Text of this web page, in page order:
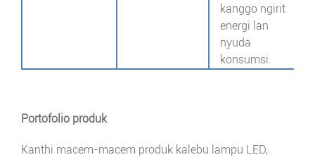
kanggo ngirit
energi lan
nyuda
konsumsi.
Portofolio produk
Kanthi macem-macem produk kalebu lampu LED,